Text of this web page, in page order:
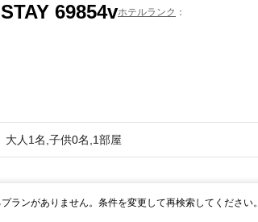
69854vホテルランク
大人1名,子供0名,1部屋
ランがありません。条件を変更して再検索してください。